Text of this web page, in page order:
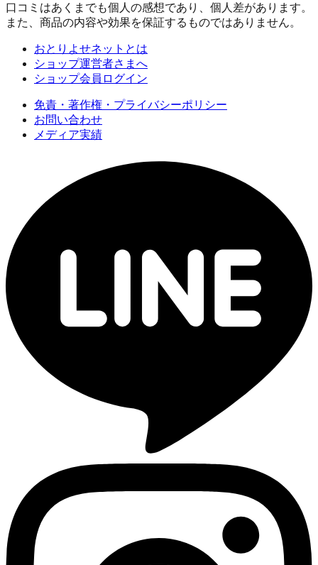
口コミはあくまでも個人の感想であり、個人差があります。
また、商品の内容や効果を保証するものではありません。
おとりよせネットとは
ショップ運営者さまへ
ショップ会員ログイン
免責・著作権・プライバシーポリシー
お問い合わせ
メディア実績